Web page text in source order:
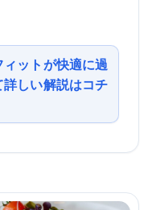
ットが快適に過
しい解説はコチ